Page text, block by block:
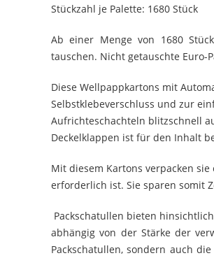
Stückzahl je Palette: 1680 Stück
Ab einer Menge von 1680
tauschen. Nicht getauschte Euro-
Diese Wellpappkartons mit
Selbstklebeverschluss und zur
Aufrichteschachteln blitzschnell
Deckelklappen ist für den Inhalt
Mit diesem Kartons verpacken
erforderlich ist. Sie sparen somit
Packschatullen bieten
abhängig von der Stärke der
Packschatullen, sondern auch